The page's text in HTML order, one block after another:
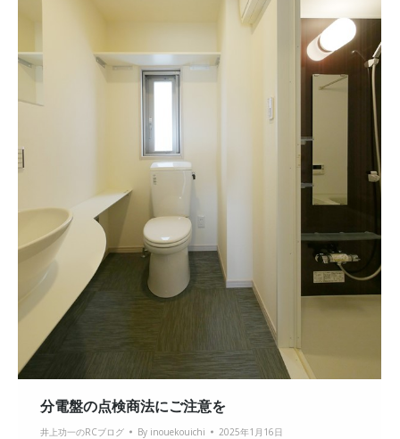
分電盤の点検商法にご注意を
井上功一のRCブログ By inouekouichi 2025年1月16日